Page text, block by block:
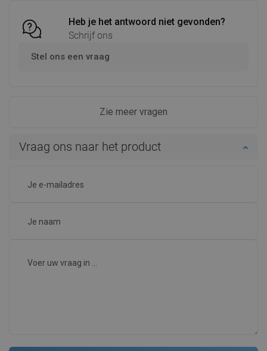
Heb je het antwoord niet gevonden?
Schrijf ons
Stel ons een vraag
Zie meer vragen
Vraag ons naar het product